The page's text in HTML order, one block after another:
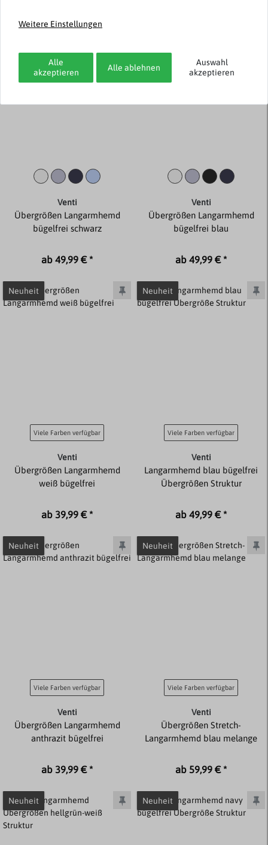
Venti
Übergrößen Langarmhemd
bügelfrei schwarz
ab 49,99 € *
Venti
Übergrößen Langarmhemd
bügelfrei blau
ab 49,99 € *
Viele Farben verfügbar
Neuheit
Venti
Übergrößen Langarmhemd
weiß bügelfrei
ab 39,99 € *
Viele Farben verfügbar
Neuheit
Venti
Langarmhemd blau bügelfrei
Übergrößen Struktur
ab 49,99 € *
Viele Farben verfügbar
Neuheit
Venti
Übergrößen Langarmhemd
anthrazit bügelfrei
ab 39,99 € *
Viele Farben verfügbar
Neuheit
Venti
Übergrößen Stretch-
Langarmhemd blau melange
ab 59,99 € *
Neuheit Neuheit
Weitere Einstellungen
Alle
akzeptieren
Alle ablehnen
Auswahl
akzeptieren